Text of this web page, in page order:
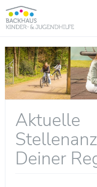
Aktuelle
Deiner